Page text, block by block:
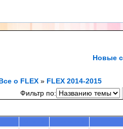
Новые
о FLEX » FLEX 2014-2015
Фильтр по: